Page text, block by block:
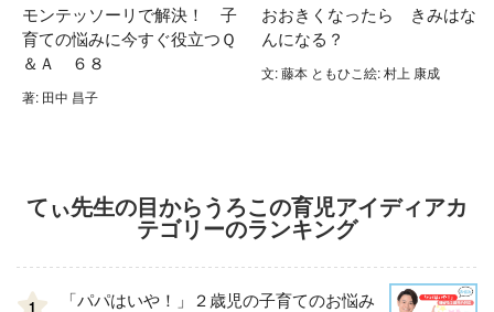
モンテッソーリで解決！ 子
育ての悩みに今すぐ役立つＱ
＆Ａ ６８
著: 田中 昌子
おおきくなったら きみはな
んになる？
文: 藤本 ともひこ絵: 村上 康成
てぃ先生の目からうろこの育児アイディアカ
テゴリーのランキング
1
「パパはいや！」２歳児の子育てのお悩み